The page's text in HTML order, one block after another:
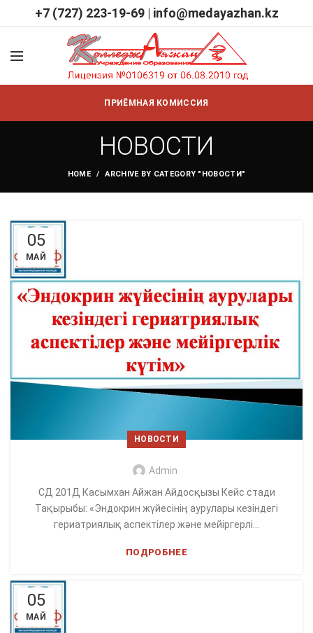
+7 (727) 223-19-69| info@medayazhan.kz
ПРИЁМНАЯ КОМИССИЯ
НОВОСТИ
HOME ARCHIVE BY CATEGORY "НОВОСТИ"
05
МАЙ
НОВОСТИ
Admin
СД 201Д Касымхан Айжан Айдосқызы Кейс стади
Тақырыбы: «Эндокрин жүйесінің аурулары кезіндегі
гериатриялық аспектілер және мейіргерлі...
ПОДРОБНЕЕ
05
МАЙ